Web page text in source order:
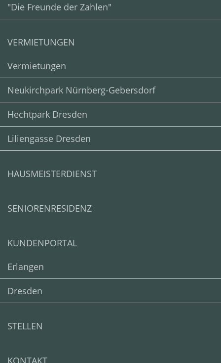
"Die Freunde der Zahlen"
VERMIETUNGEN
Vermietungen
Neukirchpark Nürnberg-Gebersdorf
Hechtpark Dresden
Liliengasse Dresden
HAUSMEISTERDIENST
SENIORENRESIDENZ
KUNDENPORTAL
Erlangen
Dresden
STELLEN